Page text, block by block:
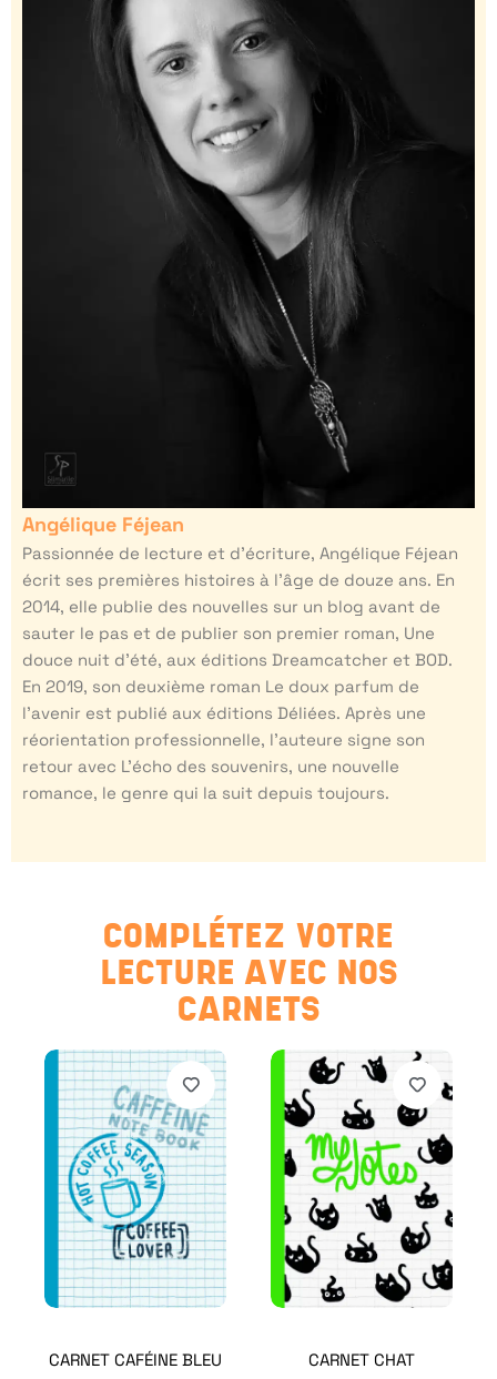
Angélique Féjean
Passionnée de lecture et d’écriture, Angélique Féjean
écrit ses premières histoires à l’âge de douze ans. En
2014, elle publie des nouvelles sur un blog avant de
sauter le pas et de publier son premier roman, Une
douce nuit d’été, aux éditions Dreamcatcher et BOD.
En 2019, son deuxième roman Le doux parfum de
l’avenir est publié aux éditions Déliées. Après une
réorientation professionnelle, l’auteure signe son
retour avec L’écho des souvenirs, une nouvelle
romance, le genre qui la suit depuis toujours.
COMPLÉTEZ VOTRE
LECTURE AVEC NOS
CARNETS
CARNET CAFÉINE BLEU CARNET CHAT